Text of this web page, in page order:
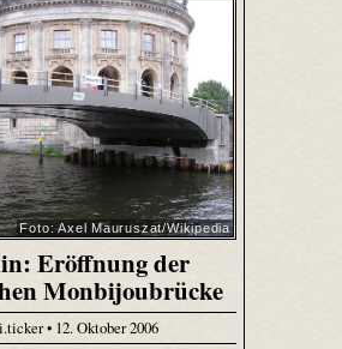
Foto: Axel Mauruszat/Wikipedia
Eröffnung der
Monbijoubrücke
• 12. Oktober 2006